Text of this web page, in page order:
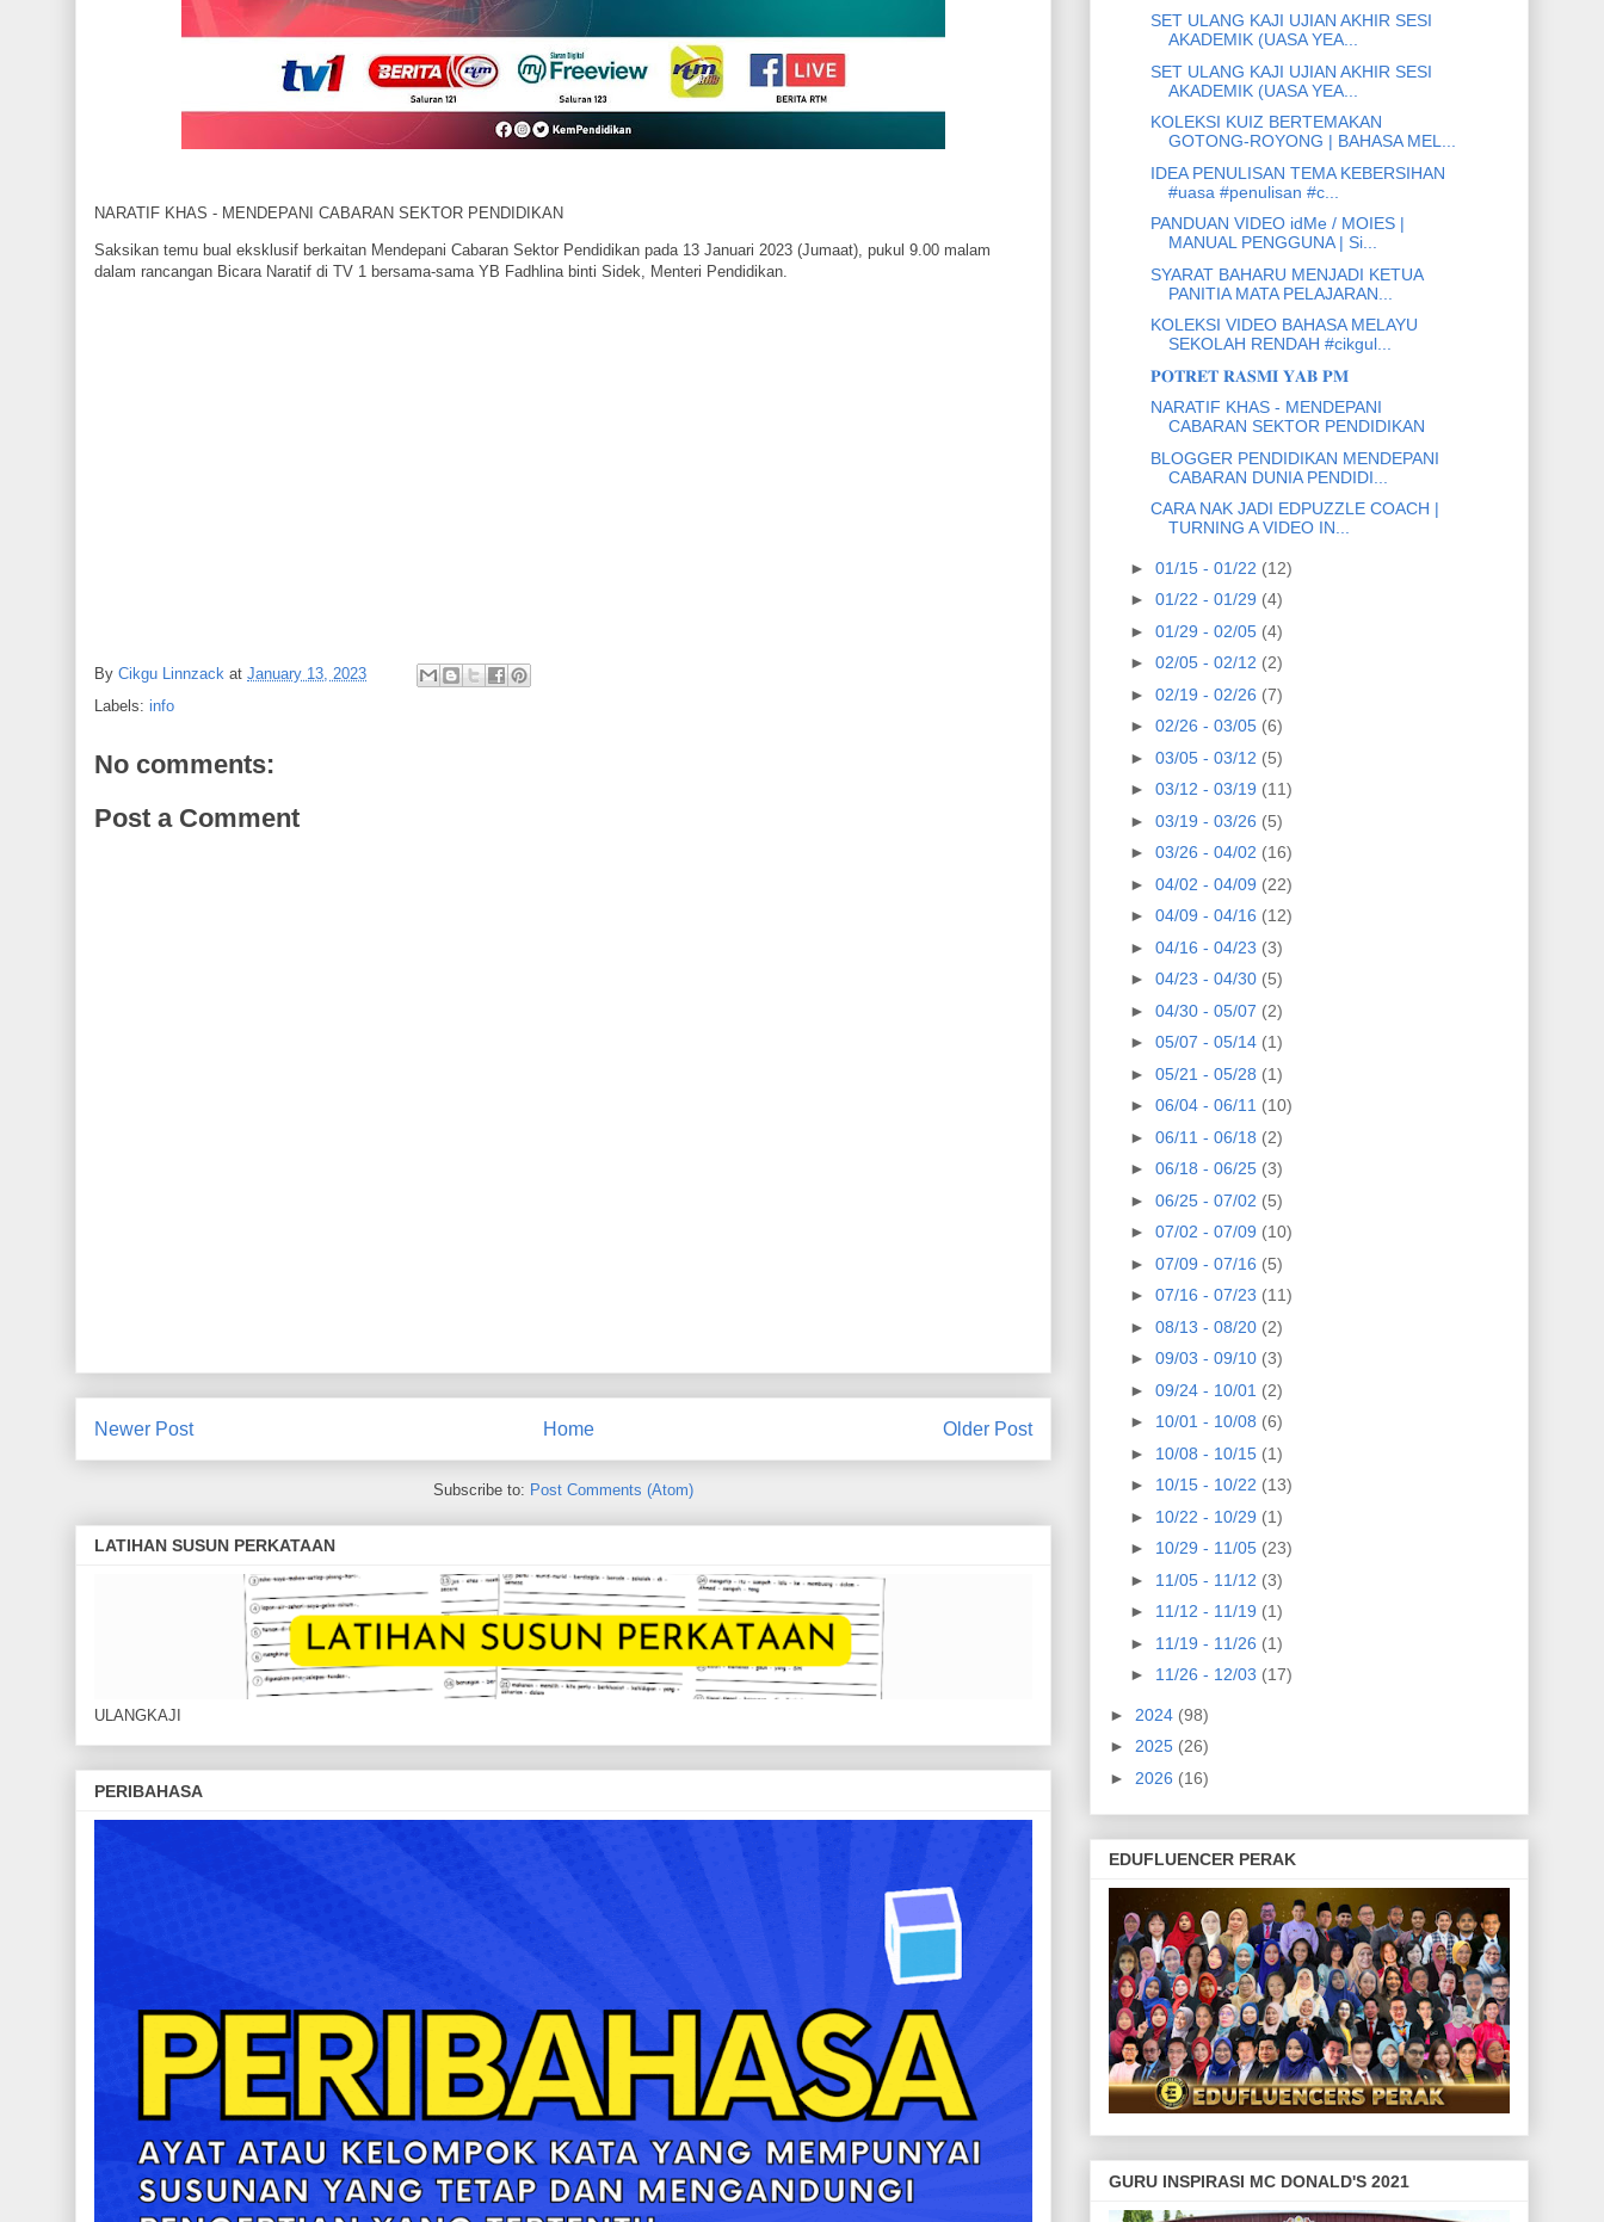
NARATIF KHAS - MENDEPANI CABARAN SEKTOR PENDIDIKAN
Saksikan temu bual eksklusif berkaitan Mendepani Cabaran Sektor Pendidikan pada 13 Januari 2023 (Jumaat), pukul 9.00 malam
dalam rancangan Bicara Naratif di TV 1 bersama-sama YB Fadhlina binti Sidek, Menteri Pendidikan.
By Cikgu Linnzack at January 13, 2023
Labels: info
No comments:
Post a Comment
Newer Post Older Post
Home
Subscribe to: Post Comments (Atom)
LATIHAN SUSUN PERKATAAN
ULANGKAJI
PERIBAHASA
SET ULANG KAJI UJIAN AKHIR SESI
AKADEMIK (UASA YEA...
SET ULANG KAJI UJIAN AKHIR SESI
AKADEMIK (UASA YEA...
KOLEKSI KUIZ BERTEMAKAN
GOTONG-ROYONG | BAHASA MEL...
IDEA PENULISAN TEMA KEBERSIHAN
#uasa #penulisan #c...
PANDUAN VIDEO idMe / MOIES |
MANUAL PENGGUNA | Si...
SYARAT BAHARU MENJADI KETUA
PANITIA MATA PELAJARAN...
KOLEKSI VIDEO BAHASA MELAYU
SEKOLAH RENDAH #cikgul...
𝐏𝐎𝐓𝐑𝐄𝐓 𝐑𝐀𝐒𝐌𝐈 𝐘𝐀𝐁 𝐏𝐌
NARATIF KHAS - MENDEPANI
CABARAN SEKTOR PENDIDIKAN
BLOGGER PENDIDIKAN MENDEPANI
CABARAN DUNIA PENDIDI...
CARA NAK JADI EDPUZZLE COACH |
TURNING A VIDEO IN...
► 01/15 - 01/22 (12)
► 01/22 - 01/29 (4)
► 01/29 - 02/05 (4)
► 02/05 - 02/12 (2)
► 02/19 - 02/26 (7)
► 02/26 - 03/05 (6)
► 03/05 - 03/12 (5)
► 03/12 - 03/19 (11)
► 03/19 - 03/26 (5)
► 03/26 - 04/02 (16)
► 04/02 - 04/09 (22)
► 04/09 - 04/16 (12)
► 04/16 - 04/23 (3)
► 04/23 - 04/30 (5)
► 04/30 - 05/07 (2)
► 05/07 - 05/14 (1)
► 05/21 - 05/28 (1)
► 06/04 - 06/11 (10)
► 06/11 - 06/18 (2)
► 06/18 - 06/25 (3)
► 06/25 - 07/02 (5)
► 07/02 - 07/09 (10)
► 07/09 - 07/16 (5)
► 07/16 - 07/23 (11)
► 08/13 - 08/20 (2)
► 09/03 - 09/10 (3)
► 09/24 - 10/01 (2)
► 10/01 - 10/08 (6)
► 10/08 - 10/15 (1)
► 10/15 - 10/22 (13)
► 10/22 - 10/29 (1)
► 10/29 - 11/05 (23)
► 11/05 - 11/12 (3)
► 11/12 - 11/19 (1)
► 11/19 - 11/26 (1)
► 11/26 - 12/03 (17)
► 2024 (98)
► 2025 (26)
► 2026 (16)
EDUFLUENCER PERAK
GURU INSPIRASI MC DONALD'S 2021